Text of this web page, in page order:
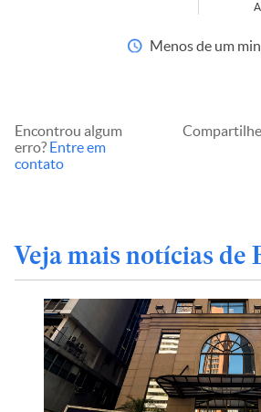
Menos de um
Encontrou algum
erro? Entre em
contato
Veja mais notícias de